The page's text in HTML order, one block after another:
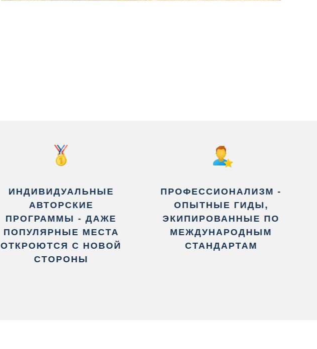
ИНДИВИДУАЛЬНЫЕ
АВТОРСКИЕ
ПРОГРАММЫ - ДАЖЕ
ПОПУЛЯРНЫЕ МЕСТА
ОТКРОЮТСЯ С НОВОЙ
СТОРОНЫ
ПРОФЕССИОНАЛИЗМ -
ОПЫТНЫЕ ГИДЫ,
ЭКИПИРОВАННЫЕ ПО
МЕЖДУНАРОДНЫМ
СТАНДАРТАМ